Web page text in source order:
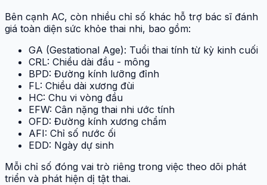
Bên cạnh AC, còn nhiều chỉ số khác hỗ trợ bác sĩ đánh
giá toàn diện sức khỏe thai nhi, bao gồm:
GA (Gestational Age): Tuổi thai tính từ kỳ kinh cuối
CRL: Chiều dài đầu - mông
BPD: Đường kính lưỡng đỉnh
FL: Chiều dài xương đùi
HC: Chu vi vòng đầu
EFW: Cân nặng thai nhi ước tính
OFD: Đường kính xương chẩm
AFI: Chỉ số nước ối
EDD: Ngày dự sinh
Mỗi chỉ số đóng vai trò riêng trong việc theo dõi phát
triển và phát hiện dị tật thai.